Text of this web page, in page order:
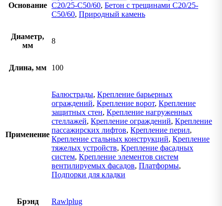
Основание C20/25-C50/60, Бетон с трещинами C20/25-
C50/60, Природный камень
Диаметр,
мм
8
Длина, мм 100
Применение
Балюстрады, Крепление барьерных
ограждений, Крепление ворот, Крепление
защитных стен, Крепление нагруженных
стеллажей, Крепление ограждений, Крепление
пассажирских лифтов, Крепление перил,
Крепление стальных конструкций, Крепление
тяжелых устройств, Крепление фасадных
систем, Крепление элементов систем
вентилируемых фасадов, Платформы,
Подпорки для кладки
Брэнд Rawlplug